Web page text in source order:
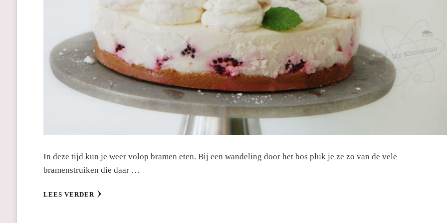
In deze tijd kun je weer volop bramen eten. Bij een wandeling door het bos pluk je ze zo van de vele
bramenstruiken die daar …
LEES VERDER